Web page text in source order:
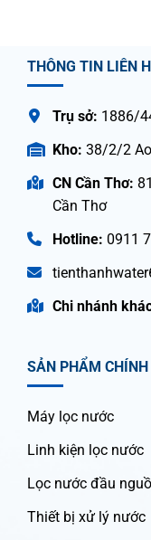
THÔNG TIN LIÊN
Trụ sở: 1886/
Kho: 38/2/2
CN Cần Thơ:
Cần Thơ
Hotline: 0911
Chi nhánh
SẢN PHẨM CHÍNH
Máy lọc nước
Linh kiện lọc nước
Lọc nước đầu
Thiết bị xử lý nước